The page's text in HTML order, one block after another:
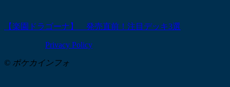
【楽園ドラゴーナ】 発売直前！注目デッキ3選
Privacy Policy
© ポケカインフォ